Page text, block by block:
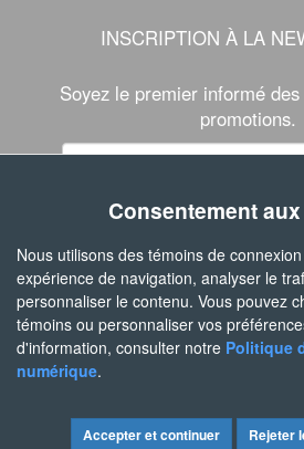
INSCRIPTION À LA
Soyez le premier informé
promotions.
SUIVEZ-
Consentement
Nous utilisons des témoins de
expérience de navigation, analyser le
personnaliser le contenu. Vous pouvez
témoins ou personnaliser vos
d'information, consulter notre Politique
numérique.